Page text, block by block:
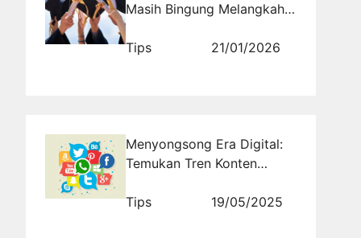
Masih Bingung Melangkah
Tips
21/01/2026
Menyongsong Era Digital:
Temukan Tren Konten
Bersama Jasa Social Media
Tips 19/05/2025